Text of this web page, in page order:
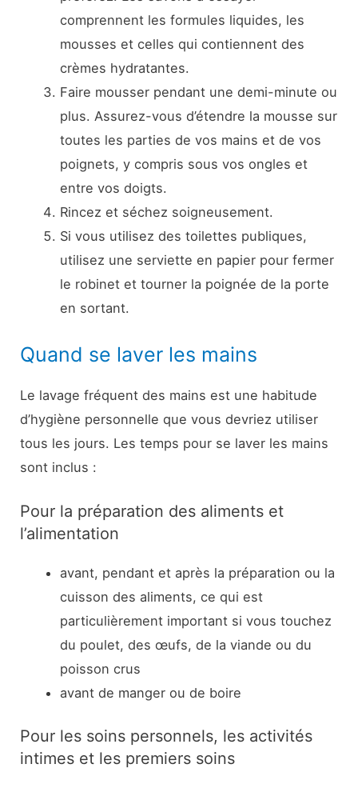
comprennent les formules liquides, les
mousses et celles qui contiennent des
crèmes hydratantes.
Faire mousser pendant une demi-minute ou
plus. Assurez-vous d’étendre la mousse sur
toutes les parties de vos mains et de vos
poignets, y compris sous vos ongles et
entre vos doigts.
Rincez et séchez soigneusement.
Si vous utilisez des toilettes publiques,
utilisez une serviette en papier pour fermer
le robinet et tourner la poignée de la porte
en sortant.
Quand se laver les mains
Le lavage fréquent des mains est une habitude
d’hygiène personnelle que vous devriez utiliser
tous les jours. Les temps pour se laver les mains
sont inclus :
Pour la préparation des aliments et
l’alimentation
avant, pendant et après la préparation ou la
cuisson des aliments, ce qui est
particulièrement important si vous touchez
du poulet, des œufs, de la viande ou du
poisson crus
avant de manger ou de boire
Pour les soins personnels, les activités
intimes et les premiers soins